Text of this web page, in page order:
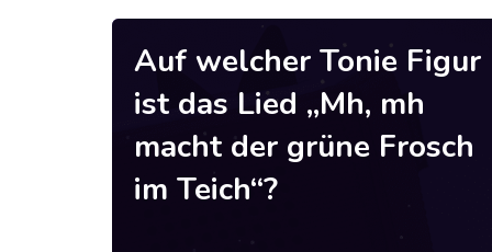
Auf welcher Tonie Figur
ist das Lied „Mh, mh
macht der grüne Frosch
im Teich“?